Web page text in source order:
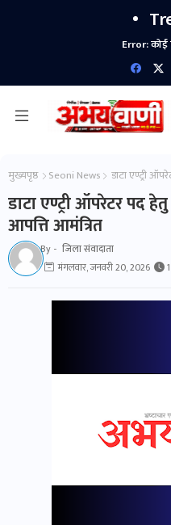
Error:कोई
मुख्यपृष्ठ Seoni News डाटा एण्ट्री
डाटा एण्ट्री ऑपरेटर पद
आपत्ति आमंत्रित
By - जिला संवादाता
मंगलवार, जनवरी 20, 2026